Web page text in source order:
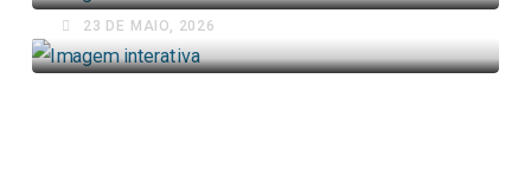
23 DE MAIO, 2026